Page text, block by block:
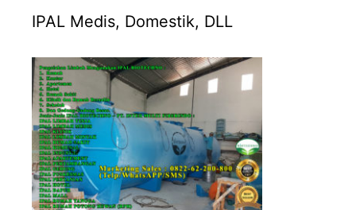
IPAL Medis, Domestik, DLL